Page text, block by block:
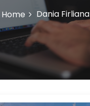
Home Dania Firliana